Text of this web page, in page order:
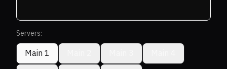
Servers:
Main 1